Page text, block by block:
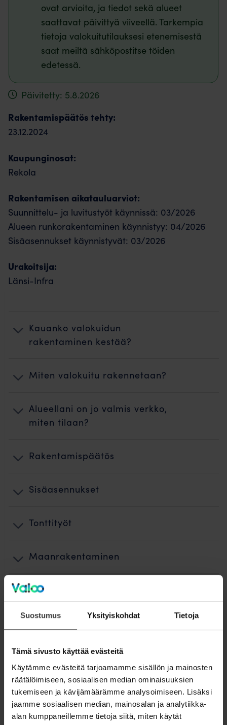
Suostumus Yksityiskohdat Tietoja
Tämä sivusto käyttää evästeitä
Käytämme evästeitä tarjoamamme sisällön ja mainosten
räätälöimiseen, sosiaalisen median ominaisuuksien
tukemiseen ja kävijämäärämme analysoimiseen. Lisäksi
jaamme sosiaalisen median, mainosalan ja analytiikka-
alan kumppaneillemme tietoja siitä, miten käytät
ovat arvioita, ja tiedot sekä alueet
saattavat päivittyä viiveellä. Tarkempia
tietoja valokuitutilauksesi etenemisestä
saat meiltä sähköpostitse töiden
edetessä.
Päivitetty: 5.8.2026
Rakentamispäätös tehty:
23.12.2024
Kaupunginosat:
Rekola
Rakentamisen aikatauluarviot:
Suunnittelu- ja luvitustyöt käynnissä: 03/2026
Alueen runkorakentaminen käynnistyy: 04/2026
Sisäasennukset käynnistyvät: 03/2026
Urakoitsija:
Länsi-Infra
Kauanko valokuidun
rakentaminen kestää?
Miten valokuitu rakennetaan?
Alueellani on jo valmis verkko,
miten tilaan?
Rakentamispäätös
Sisäasennukset
Tonttityöt
Maanrakentaminen
Kuidun puhallus ja teletyöt
Jälkityöt ja ennallistaminen
Laskutus
Valokuidun rakentamisen vaiheet